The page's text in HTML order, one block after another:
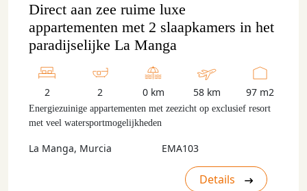
Direct aan zee ruime luxe
appartementen met 2 slaapkamers in het
paradijselijke La Manga
2 2 0 km 58 km 97 m2
Energiezuinige appartementen met zeezicht op exclusief resort
met veel watersportmogelijkheden
La Manga, Murcia EMA103
Details